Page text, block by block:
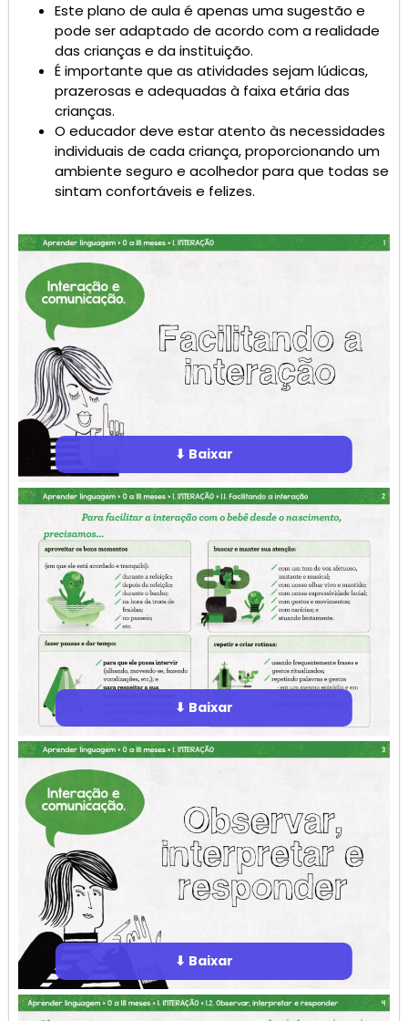
Este plano de aula é apenas uma sugestão e
pode ser adaptado de acordo com a realidade
das crianças e da instituição.
É importante que as atividades sejam lúdicas,
prazerosas e adequadas à faixa etária das
crianças.
O educador deve estar atento às necessidades
individuais de cada criança, proporcionando um
ambiente seguro e acolhedor para que todas se
sintam confortáveis e felizes.
⬇ Baixar
⬇ Baixar
⬇ Baixar